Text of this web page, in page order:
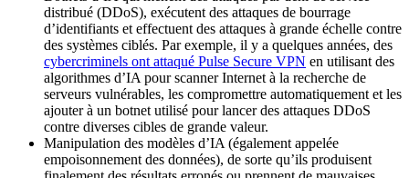
distribué (DDoS), exécutent des attaques de bourrage
d’identifiants et effectuent des attaques à grande échelle contre
des systèmes ciblés. Par exemple, il y a quelques années, des
cybercriminels ont attaqué Pulse Secure VPN en utilisant des
algorithmes d’IA pour scanner Internet à la recherche de
serveurs vulnérables, les compromettre automatiquement et les
ajouter à un botnet utilisé pour lancer des attaques DDoS
contre diverses cibles de grande valeur.
Manipulation des modèles d’IA (également appelée
empoisonnement des données), de sorte qu’ils produisent